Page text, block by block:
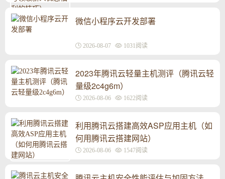
微信小程序云开发部署
2026-08-07 1031阅读
2023年腾讯云轻量主机测评（腾讯云轻
量级2c4g6m）
2026-08-06 1622阅读
利用腾讯云搭建高效ASP应用主机（如
何用腾讯云搭建网站）
2026-08-06 1547阅读